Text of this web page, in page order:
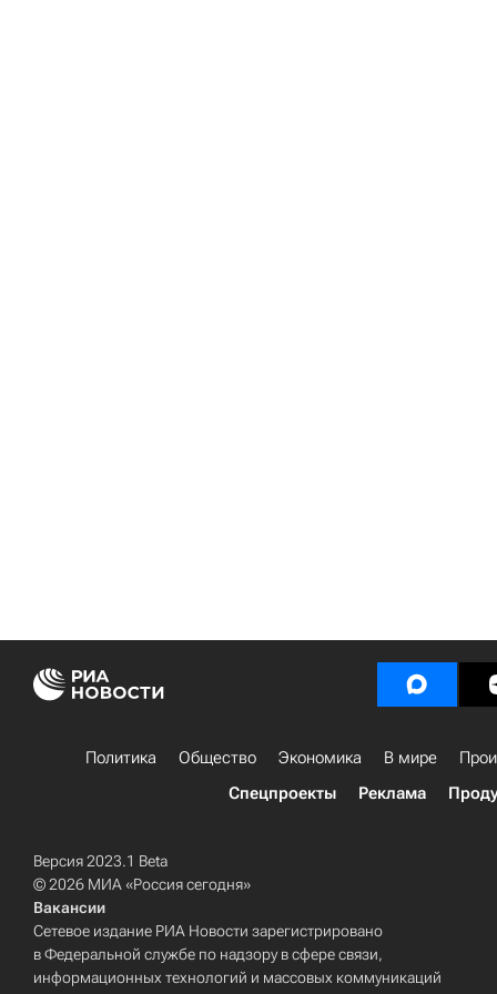
Политика Общество Экономика В мире
Спецпроекты
Реклама
Версия 2023.1 Beta
© 2026 МИА «Россия сегодня»
Вакансии
Сетевое издание РИА Новости зарегистрировано
в Федеральной службе по надзору в сфере связи,
информационных технологий и массовых коммуникаций